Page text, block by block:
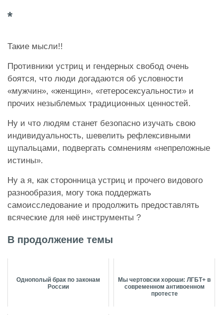
*
Такие мысли!!
Противники устриц и гендерных свобод очень
боятся, что люди догадаются об условности
«мужчин», «женщин», «гетеросексуальности» и
прочих незыблемых традиционных ценностей.
Ну и что людям станет безопасно изучать свою
индивидуальность, шевелить рефлексивными
щупальцами, подвергать сомнениям «непреложные
истины».
Ну а я, как сторонница устриц и прочего видового
разнообразия, могу тока поддержать
самоисследование и продолжить предоставлять
всяческие для неё инструменты ?
В продолжение темы
Однополый брак по законам
России
Мы чертовски хороши: ЛГБТ+ в
современном антивоенном
протесте